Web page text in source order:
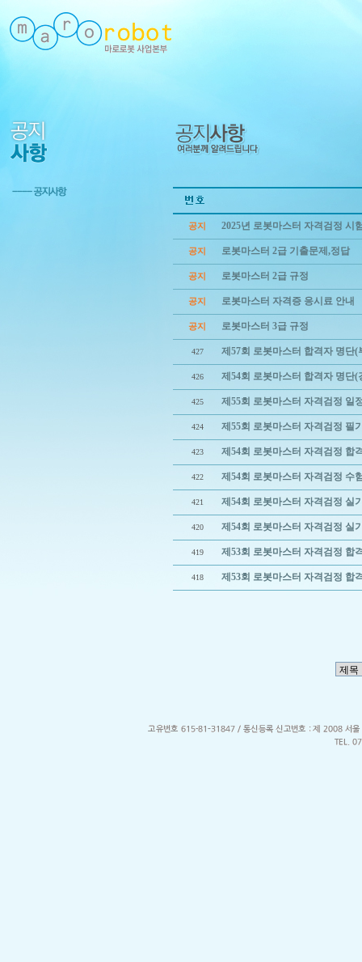
공지 2025년 로봇마스터 자격검정 시
공지 로봇마스터 2급 기출문제,정답
공지 로봇마스터 2급 규정
공지 로봇마스터 자격증 응시료 안내
공지 로봇마스터 3급 규정
427 제57회 로봇마스터 합격자 명단(
426 제54회 로봇마스터 합격자 명단(
425 제55회 로봇마스터 자격검정 일
424 제55회 로봇마스터 자격검정 필
423 제54회 로봇마스터 자격검정 합
422 제54회 로봇마스터 자격검정 수
421 제54회 로봇마스터 자격검정 실
420 제54회 로봇마스터 자격검정 실
419 제53회 로봇마스터 자격검정 합
418 제53회 로봇마스터 자격검정 합